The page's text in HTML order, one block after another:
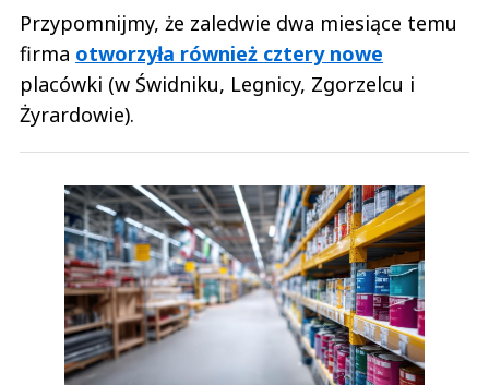
Przypomnijmy, że zaledwie dwa miesiące temu
firma otworzyła również cztery nowe
placówki (w Świdniku, Legnicy, Zgorzelcu i
Żyrardowie).